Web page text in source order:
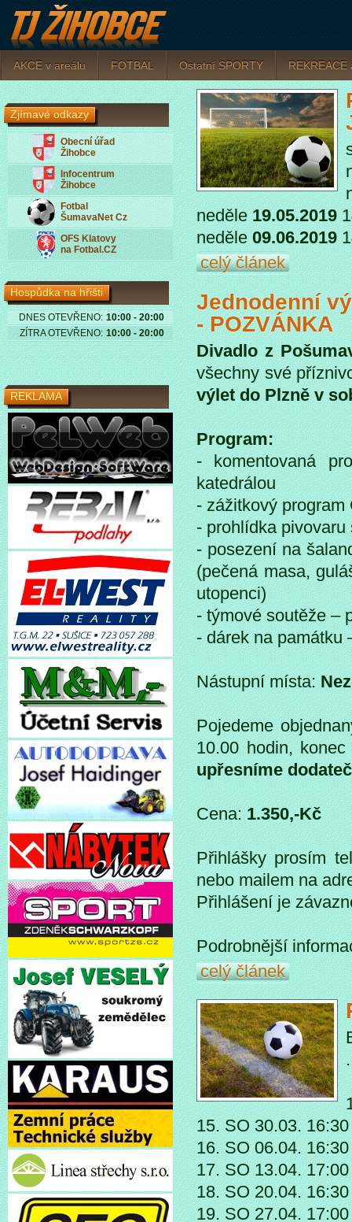
AKCE v areálu FOTBAL Ostatní­ SPORTY REKREACE
Zjímavé odkazy
Obecní úřad
Žihobce
Infocentrum
Žihobce
Fotbal
ŠumavaNet Cz
OFS Klatovy
na Fotbal.CZ
Hospůdka na hřišti
DNES OTEVŘENO: 10:00 - 20:00
ZÍTRA OTEVŘENO: 10:00 - 20:00
REKLAMA
neděle19.05.2019
neděle09.06.2019
celý článek
Jednodenní
- POZVÁNKA
Divadlo z
všechny své
výlet do Plzně v
Program:
- komentovaná
katedrálou
- zážitkový
- prohlídka pivovaru
- posezení na
(pečená masa,
utopenci)
- týmové soutěže –
- dárek na památku
Nástupní místa:
Pojedeme
10.00 hodin,
upřesníme
Cena:1.350,-Kč
Přihlášky prosím
nebo mailem na
Přihlášení je
Podrobnější
celý článek
15. SO 30.03.
16. SO 06.04.
17. SO 13.04.
18. SO 20.04.
19. SO 27.04.